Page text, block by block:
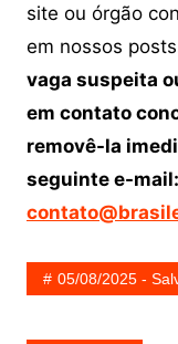
site ou órgão
em nossos
vaga suspeita
em contato
removê-la
seguinte e-mail:
05/08/2025 -